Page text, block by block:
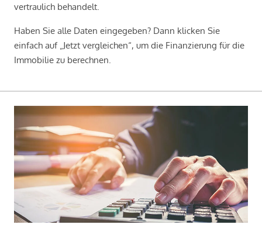
vertraulich behandelt.
Haben Sie alle Daten eingegeben? Dann klicken Sie
einfach auf „Jetzt vergleichen“, um die Finanzierung für die
Immobilie zu berechnen.